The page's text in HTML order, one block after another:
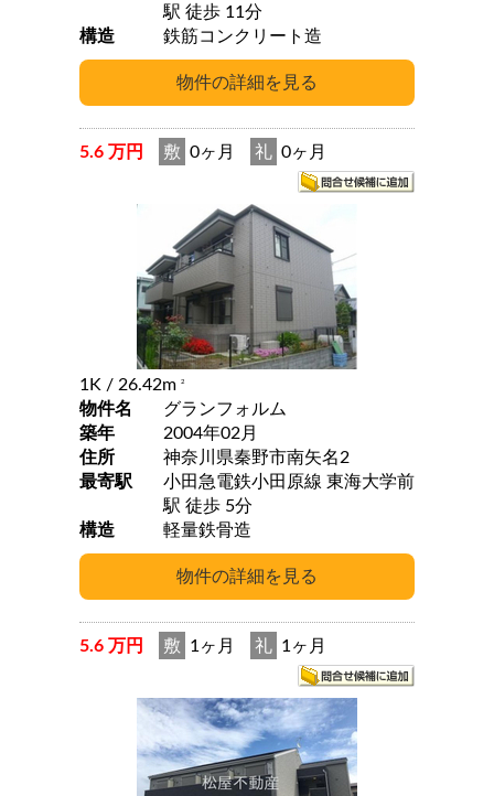
駅 徒歩 11分
構造
鉄筋コンクリート造
5.6 万円 敷 0ヶ月 礼 0ヶ月
1K / 26.42m 2
物件名
グランフォルム
築年
2004年02月
住所
神奈川県秦野市南矢名2
最寄駅
小田急電鉄小田原線 東海大学前
駅 徒歩 5分
構造
軽量鉄骨造
5.6 万円 敷 1ヶ月 礼 1ヶ月